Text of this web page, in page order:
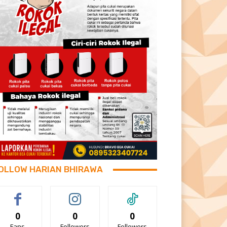
HARIAN BHIRAWA
0 0 0